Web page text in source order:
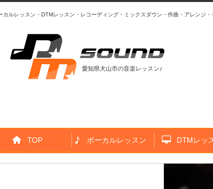
カルレッスン・DTMレッスン・レコーディング・ミックスダウン・作曲・アレンジ
愛知県犬山市の音楽レッスン♪
TOP ボーカルレッスン DTMレッ